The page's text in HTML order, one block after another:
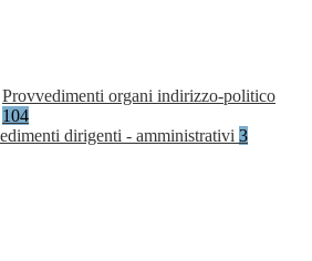
Provvedimenti organi indirizzo-politico
104
dirigenti - amministrativi 3